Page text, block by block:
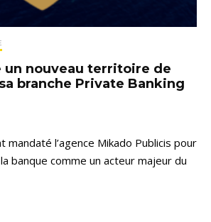
un nouveau territoire de
branche Private Banking
mandaté l’agence Mikado Publicis pour
banque comme un acteur majeur du